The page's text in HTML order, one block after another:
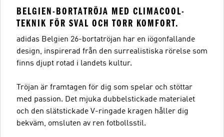
BELGIEN-BORTATRÖJA MED CLIMACOOL-
TEKNIK FÖR SVAL OCH TORR KOMFORT.
adidas Belgien 26-bortatröjan har en iögonfallande
design, inspirerad från den surrealistiska rörelse som
finns djupt rotad i landets kultur.
Tröjan är framtagen för dig som spelar och stöttar
med passion. Det mjuka dubbelstickade materialet
och den slätstickade V-ringade kragen håller dig
bekväm, omsluten av ren fotbollsstil.